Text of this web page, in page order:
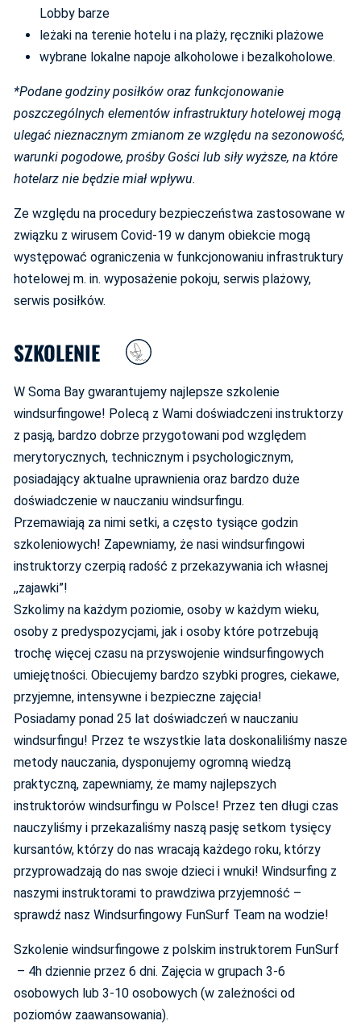
Lobby barze
leżaki na terenie hotelu i na plaży, ręczniki plażowe
wybrane lokalne napoje alkoholowe i bezalkoholowe.
*Podane godziny posiłków oraz funkcjonowanie
poszczególnych elementów infrastruktury hotelowej mogą
ulegać nieznacznym zmianom ze względu na sezonowość,
warunki pogodowe, prośby Gości lub siły wyższe, na które
hotelarz nie będzie miał wpływu.
Ze względu na procedury bezpieczeństwa zastosowane w
związku z wirusem Covid-19 w danym obiekcie mogą
występować ograniczenia w funkcjonowaniu infrastruktury
hotelowej m. in. wyposażenie pokoju, serwis plażowy,
serwis posiłków.
SZKOLENIE
W Soma Bay gwarantujemy najlepsze szkolenie
windsurfingowe! Polecą z Wami doświadczeni instruktorzy
z pasją, bardzo dobrze przygotowani pod względem
merytorycznych, technicznym i psychologicznym,
posiadający aktualne uprawnienia oraz bardzo duże
doświadczenie w nauczaniu windsurfingu.
Przemawiają za nimi setki, a często tysiące godzin
szkoleniowych! Zapewniamy, że nasi windsurfingowi
instruktorzy czerpią radość z przekazywania ich własnej
,,zajawki”!
Szkolimy na każdym poziomie, osoby w każdym wieku,
osoby z predyspozycjami, jak i osoby które potrzebują
trochę więcej czasu na przyswojenie windsurfingowych
umiejętności. Obiecujemy bardzo szybki progres, ciekawe,
przyjemne, intensywne i bezpieczne zajęcia!
Posiadamy ponad 25 lat doświadczeń w nauczaniu
windsurfingu! Przez te wszystkie lata doskonaliliśmy nasze
metody nauczania, dysponujemy ogromną wiedzą
praktyczną, zapewniamy, że mamy najlepszych
instruktorów windsurfingu w Polsce! Przez ten długi czas
nauczyliśmy i przekazaliśmy naszą pasję setkom tysięcy
kursantów, którzy do nas wracają każdego roku, którzy
przyprowadzają do nas swoje dzieci i wnuki! Windsurfing z
naszymi instruktorami to prawdziwa przyjemność –
sprawdź nasz Windsurfingowy FunSurf Team na wodzie!
Szkolenie windsurfingowe z polskim instruktorem FunSurf
– 4h dziennie przez 6 dni. Zajęcia w grupach 3-6
osobowych lub 3-10 osobowych (w zależności od
poziomów zaawansowania).